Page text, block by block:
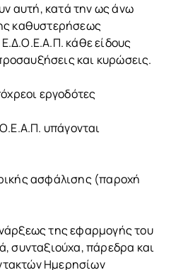
αυτή, κατά την ως άνω
καθυστερήσεως
κάθε είδους
και κυρώσεις.
εργοδότες
υπάγονται
ασφάλισης (παροχή
της εφαρμογής του
συνταξιούχα, πάρεδρα και
Ημερησίων